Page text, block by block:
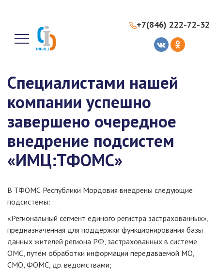
+7(846) 222-72-32
Специалистами нашей
компании успешно
завершено очередное
внедрение подсистем
«ИМЦ:ТФОМС»
В ТФОМС Республики Мордовия внедрены следующие
подсистемы:
«Региональный сегмент единого регистра застрахованных»,
предназначенная для поддержки функционирования базы
данных жителей региона РФ, застрахованных в системе
ОМС, путём обработки информации передаваемой МО,
СМО, ФОМС, др. ведомствами;